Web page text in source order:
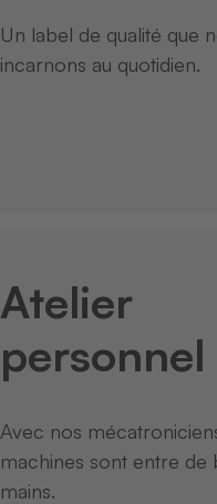
Un label de qualité que
incarnons au quotidien.
Atelier
personnel
Avec nos
machines sont entre de
mains.